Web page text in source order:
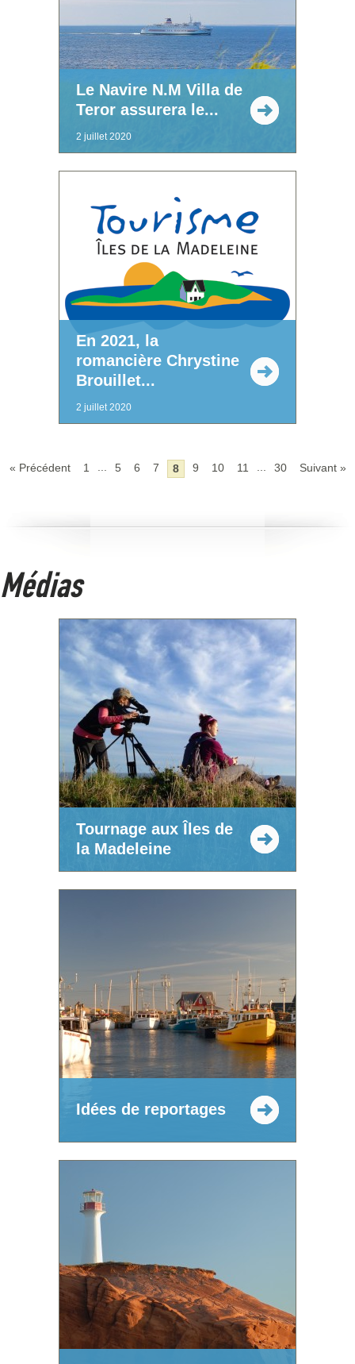
Le Navire N.M Villa de
Teror assurera le...
2 juillet 2020
En 2021, la
romancière Chrystine
Brouillet...
2 juillet 2020
« Précédent 1 5 6 7 8 9 10 11 30 Suivant »
Médias
Tournage aux Îles de
la Madeleine
Idées de reportages